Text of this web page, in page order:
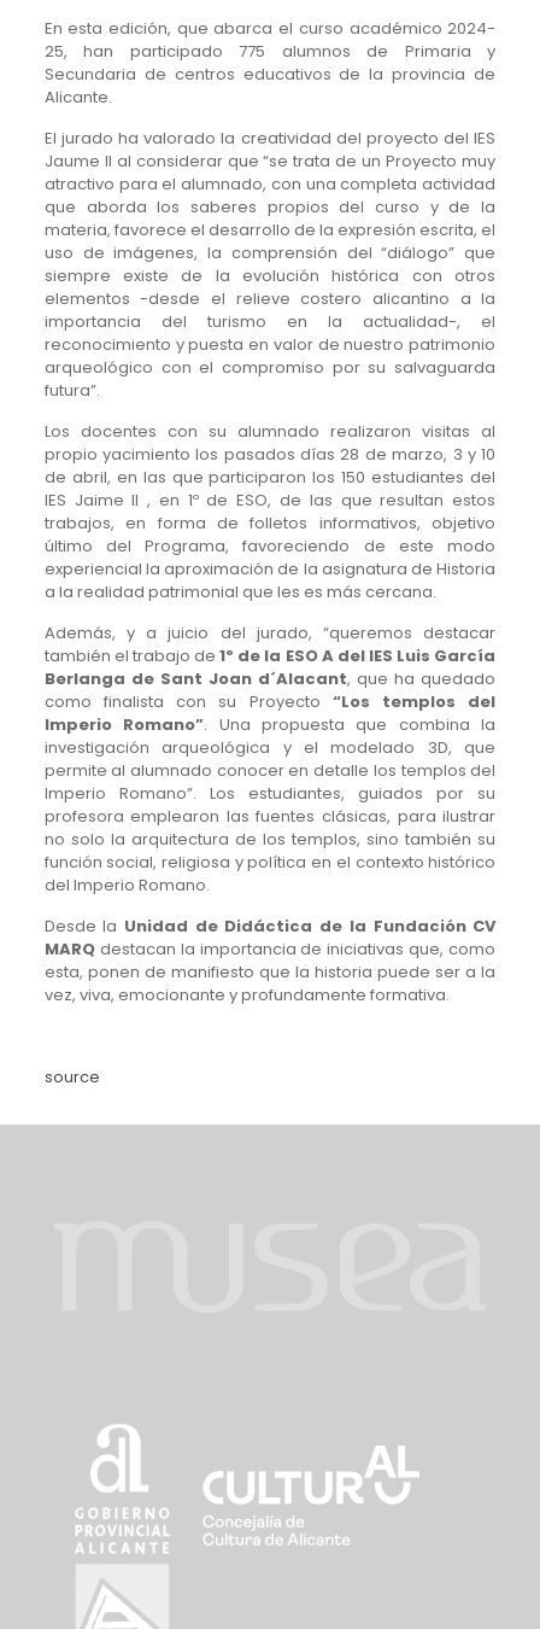
En esta edición, que abarca el curso académico 2024-
25, han participado 775 alumnos de Primaria y
Secundaria de centros educativos de la provincia de
Alicante.
El jurado ha valorado la creatividad del proyecto del IES
Jaume II al considerar que “se trata de un Proyecto muy
atractivo para el alumnado, con una completa actividad
que aborda los saberes propios del curso y de la
materia, favorece el desarrollo de la expresión escrita, el
uso de imágenes, la comprensión del “diálogo” que
siempre existe de la evolución histórica con otros
elementos -desde el relieve costero alicantino a la
importancia del turismo en la actualidad-, el
reconocimiento y puesta en valor de nuestro patrimonio
arqueológico con el compromiso por su salvaguarda
futura”.
Los docentes con su alumnado realizaron visitas al
propio yacimiento los pasados días 28 de marzo, 3 y 10
de abril, en las que participaron los 150 estudiantes del
IES Jaime II , en 1º de ESO, de las que resultan estos
trabajos, en forma de folletos informativos, objetivo
último del Programa, favoreciendo de este modo
experiencial la aproximación de la asignatura de Historia
a la realidad patrimonial que les es más cercana.
Además, y a juicio del jurado, “queremos destacar
también el trabajo de1º de la ESO A del IES Luis García
Berlanga de Sant Joan d´Alacant, que ha quedado
como finalista con su Proyecto “Los templos del
Imperio Romano”. Una propuesta que combina la
investigación arqueológica y el modelado 3D, que
permite al alumnado conocer en detalle los templos del
Imperio Romano”. Los estudiantes, guiados por su
profesora emplearon las fuentes clásicas, para ilustrar
no solo la arquitectura de los templos, sino también su
función social, religiosa y política en el contexto histórico
del Imperio Romano.
Desde la Unidad de Didáctica de la Fundación CV
MARQdestacan la importancia de iniciativas que, como
esta, ponen de manifiesto que la historia puede ser a la
vez, viva, emocionante y profundamente formativa.
source